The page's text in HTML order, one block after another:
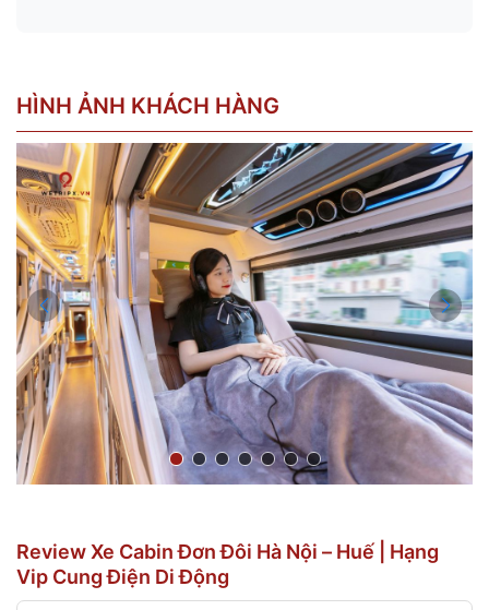
HÌNH ẢNH KHÁCH HÀNG
Review Xe Cabin Đơn Đôi Hà Nội – Huế | Hạng
Vip Cung Điện Di Động